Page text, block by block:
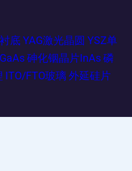
底 YAG激光晶圆 YSZ单
砷化铟晶片InAs 磷
ITO/FTO玻璃 外延硅片